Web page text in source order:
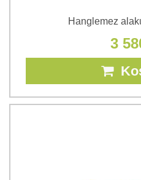
Hanglemez
3